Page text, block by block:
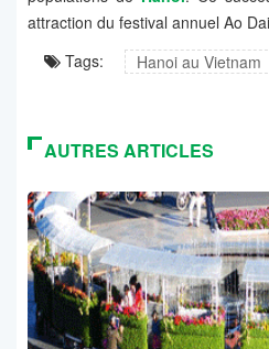
attraction du festival annuel Ao Dai
Tags:
Hanoi au Vietnam
AUTRES ARTICLES